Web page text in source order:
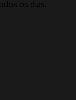
os dias.